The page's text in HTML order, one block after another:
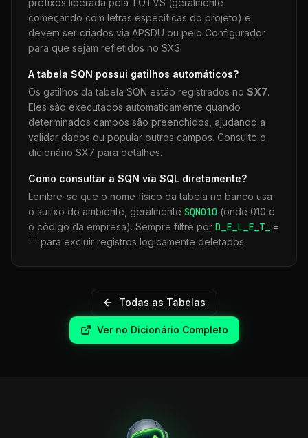
prefixos liberada pela TOTVS (geralmente
começando com letras específicas do projeto) e
devem ser criados via APSDU ou pelo Configurador
para que sejam refletidos no SX3.
A tabela SQN possui gatilhos automáticos?
Os gatilhos da tabela SQN estão registrados no SX7.
Eles são executados automaticamente quando
determinados campos são preenchidos, ajudando a
validar dados ou popular outros campos. Consulte o
dicionário SX7 para detalhes.
Como consultar a SQN via SQL diretamente?
Lembre-se que o nome físico da tabela no banco usa
o sufixo do ambiente, geralmente SQN010 (onde 010 é
o código da empresa). Sempre filtre por D_E_L_E_T_
=
' ' para excluir registros logicamente deletados.
Todas as Tabelas
Ver no Dicionário Completo